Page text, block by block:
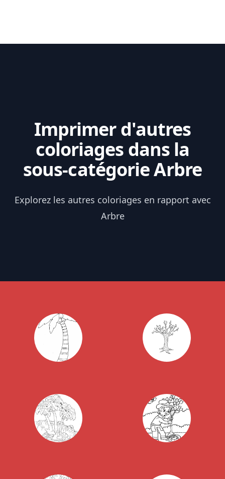
Imprimer d'autres
coloriages dans la
sous-catégorie Arbre
Explorez les autres coloriages en rapport avec
Arbre